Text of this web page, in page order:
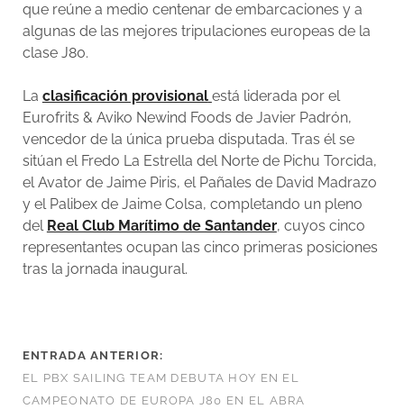
que reúne a medio centenar de embarcaciones y a
algunas de las mejores tripulaciones europeas de la
clase J80.
La clasificación provisional está liderada por el
Eurofrits & Aviko Newind Foods de Javier Padrón,
vencedor de la única prueba disputada. Tras él se
sitúan el Fredo La Estrella del Norte de Pichu Torcida,
el Avator de Jaime Piris, el Pañales de David Madrazo
y el Palibex de Jaime Colsa, completando un pleno
del Real Club Marítimo de Santander, cuyos cinco
representantes ocupan las cinco primeras posiciones
tras la jornada inaugural.
ENTRADA ANTERIOR:
EL PBX SAILING TEAM DEBUTA HOY EN EL
CAMPEONATO DE EUROPA J80 EN EL ABRA